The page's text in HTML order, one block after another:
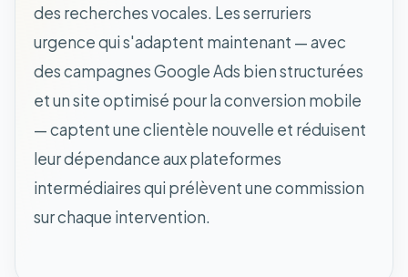
des recherches vocales. Les serruriers
urgence qui s'adaptent maintenant — avec
des campagnes Google Ads bien structurées
et un site optimisé pour la conversion mobile
— captent une clientèle nouvelle et réduisent
leur dépendance aux plateformes
intermédiaires qui prélèvent une commission
sur chaque intervention.